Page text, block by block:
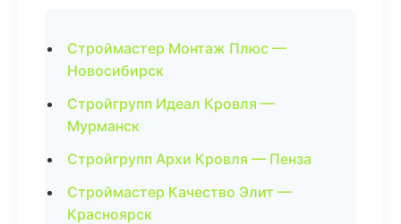
Строймастер Монтаж Плюс —
Новосибирск
Стройгрупп Идеал Кровля —
Мурманск
Стройгрупп Архи Кровля — Пенза
Строймастер Качество Элит —
Красноярск